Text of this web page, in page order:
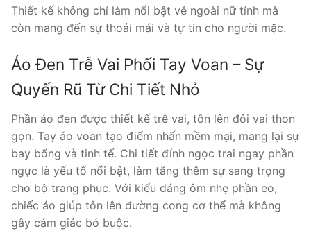
Thiết kế không chỉ làm nổi bật vẻ ngoài nữ tính mà
còn mang đến sự thoải mái và tự tin cho người mặc.
Áo Đen Trễ Vai Phối Tay Voan – Sự
Quyến Rũ Từ Chi Tiết Nhỏ
Phần áo đen được thiết kế trễ vai, tôn lên đôi vai thon
gọn. Tay áo voan tạo điểm nhấn mềm mại, mang lại sự
bay bổng và tinh tế. Chi tiết đính ngọc trai ngay phần
ngực là yếu tố nổi bật, làm tăng thêm sự sang trọng
cho bộ trang phục. Với kiểu dáng ôm nhẹ phần eo,
chiếc áo giúp tôn lên đường cong cơ thể mà không
gây cảm giác bó buộc.